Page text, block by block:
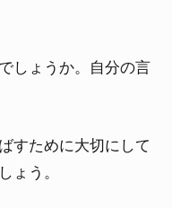
しょうか。自分の言
すために大切にして
ょう。